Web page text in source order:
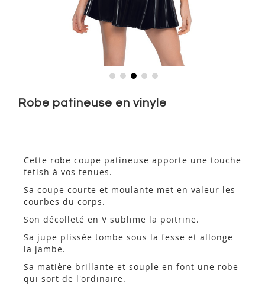
images
gallery
Robe patineuse en vinyle
Cette robe coupe patineuse apporte une touche
fetish à vos tenues.
Sa coupe courte et moulante met en valeur les
courbes du corps.
Son décolleté en V sublime la poitrine.
Sa jupe plissée tombe sous la fesse et allonge
la jambe.
Sa matière brillante et souple en font une robe
qui sort de l'ordinaire.